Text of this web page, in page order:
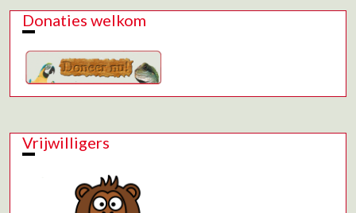
Donaties welkom
Vrijwilligers